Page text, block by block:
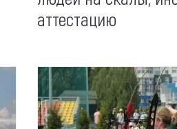
аттестацию